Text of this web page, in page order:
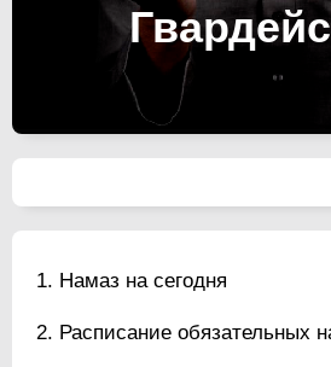
Намаз на сегодня
Расписание обязательных